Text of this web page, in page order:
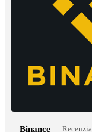
Binance Recenzia